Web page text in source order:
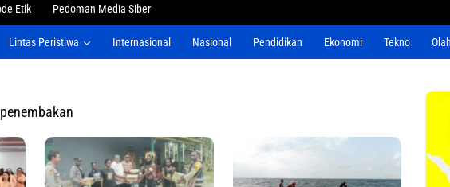
Etik Pedoman Media Siber
Lintas Peristiwa Internasional Nasional Pendidikan Ekonomi Tekno